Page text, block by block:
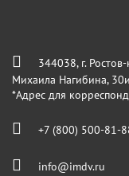
344038, г.
Михаила Нагибина, 30и
*Адрес для
+7 (800) 500-81-
info@imdv.ru